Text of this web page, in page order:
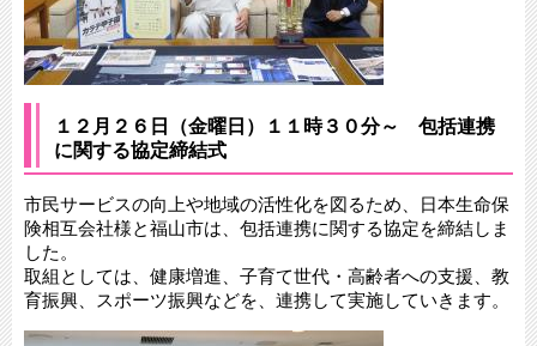
１２月２６日（金曜日）１１時３０分～ 包括連携
に関する協定締結式
市民サービスの向上や地域の活性化を図るため、日本生命保
険相互会社様と福山市は、包括連携に関する協定を締結しま
した。
取組としては、健康増進、子育て世代・高齢者への支援、教
育振興、スポーツ振興などを、連携して実施していきます。